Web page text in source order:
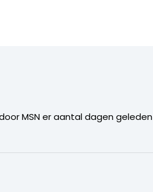
MSN er aantal dagen geleden